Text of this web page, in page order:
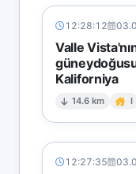
12:28:12
Valle
Kaliforniya
14.6 km I
12:27:35